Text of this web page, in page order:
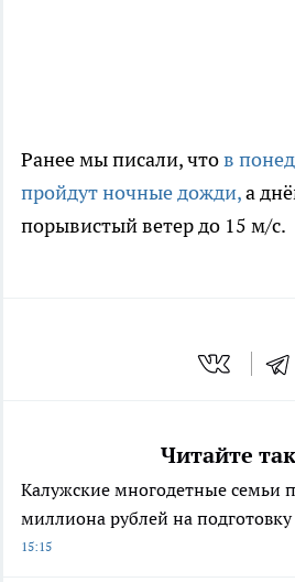
Ранее мы писали, чтов
пройдут ночные дожди,а
порывистый ветер до 15 м/с.
Читайте
Калужские многодетные семьи
миллиона рублей на
15:15